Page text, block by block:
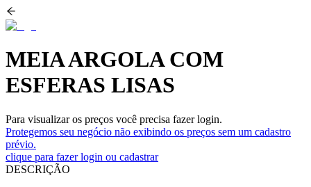
MEIA ARGOLA COM
ESFERAS LISAS
Para visualizar os preços você precisa fazer login.
Protegemos seu negócio não exibindo os preços sem um cadastro
prévio.
clique para fazer login ou cadastrar
DESCRIÇÃO